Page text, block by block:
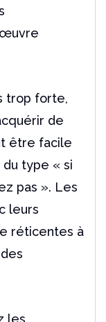
trop forte,
de
être facile
du type « si
pas ». Les
leurs
réticentes à
les